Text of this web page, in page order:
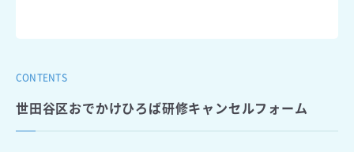
CONTENTS
世田谷区おでかけひろば研修キャンセルフォーム